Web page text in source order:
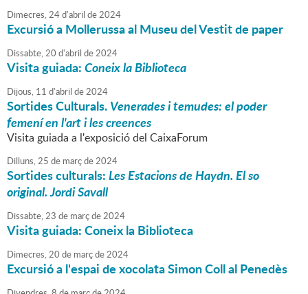
Dimecres,24d'abril de2024
Excursió a Mollerussa al Museu del Vestit de paper
Dissabte,20 d'abril de2024
Visita guiada:Coneix la Biblioteca
Dijous, 11 d'abril de2024
Sortides Culturals.Venerades i temudes: el poder
femení en l'art i les creences
Visita guiada a l'exposició del CaixaForum
Dilluns,25 de marçde2024
Sortides culturals:Les Estacions de Haydn. El so
original. Jordi Savall
Dissabte,23 de marçde2024
Visita guiada: Coneix la Biblioteca
Dimecres,20 de marçde2024
Excursió a l'espai de xocolata Simon Coll al Penedès